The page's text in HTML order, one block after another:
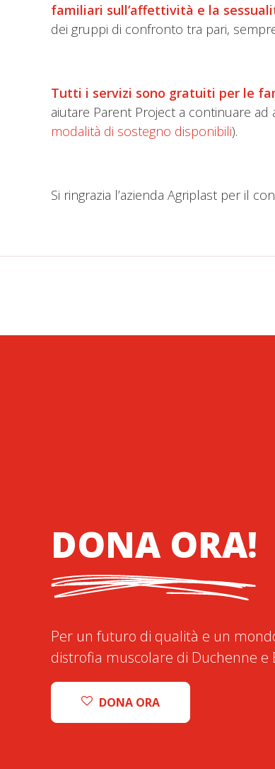
familiari sull’affettività e la
dei gruppi di confronto tra pari,
Tutti i servizi sono gratuiti per le
aiutare Parent Project a continuare
modalità di sostegno disponibili).
Si ringrazia l’azienda Agriplast per il
DONA ORA!
Per un futuro di qualità e un
distrofia muscolare di Duchenne e
DONA ORA